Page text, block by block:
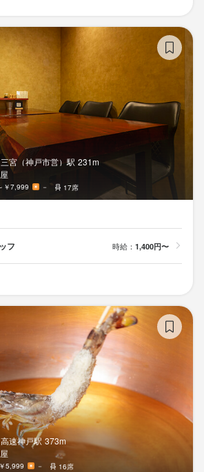
三宮（神戸市営）駅 231m
￥7,999 － 17席
フ 時給： 1,400円〜
高速神戸駅 373m
5,999 － 16席